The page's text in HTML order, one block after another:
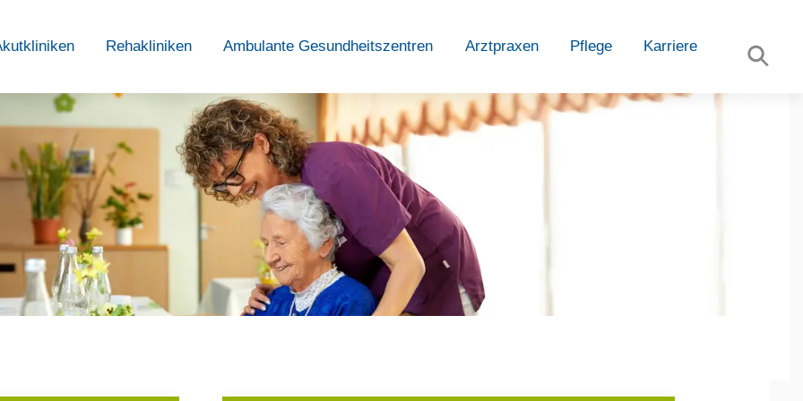
Rehakliniken Ambulante Gesundheitszentren Arztpraxen Pflege Karriere